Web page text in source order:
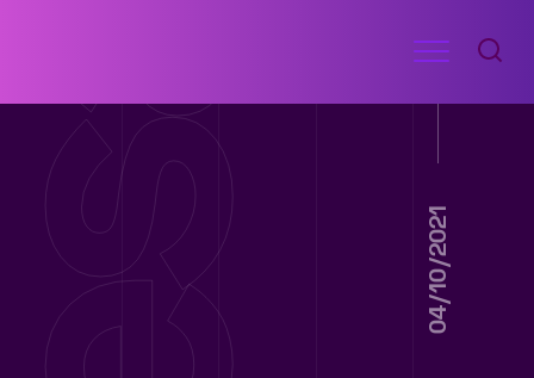
conteúdo
RECEITAS
ACADEMIA
Menu
04/10/2021